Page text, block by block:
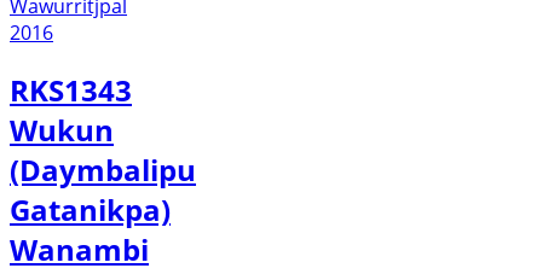
RKS1343
Wukun
(Daymbalipu
Gatanikpa)
Wanambi